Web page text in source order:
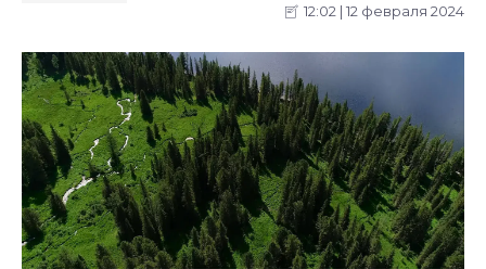
12:02 | 12 февраля 2024